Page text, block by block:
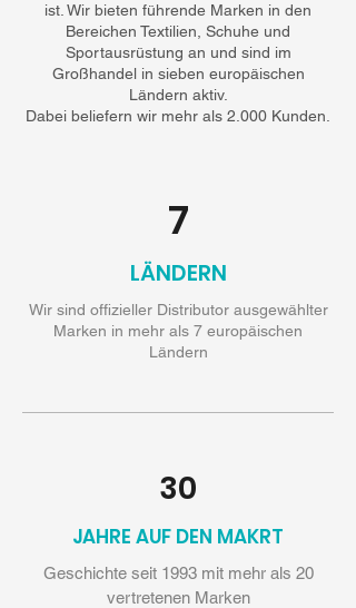
ist. Wir bieten führende Marken in den
Bereichen Textilien, Schuhe und
Sportausrüstung an und sind im
Großhandel in sieben europäischen
Ländern aktiv.
Dabei beliefern wir mehr als 2.000 Kunden.
7
LÄNDERN
Wir sind offizieller Distributor ausgewählter
Marken in mehr als 7 europäischen
Ländern
30
JAHRE AUF DEN MAKRT
Geschichte seit 1993 mit mehr als 20
vertretenen Marken